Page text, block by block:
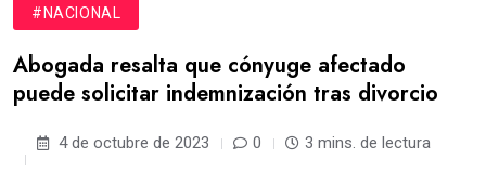
#NACIONAL
Abogada resalta que cónyuge afectado
puede solicitar indemnización tras divorcio
4 de octubre de 2023 0 3 mins. de lectura